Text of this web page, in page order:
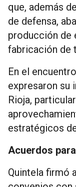
que, además
de defensa,
producción de
fabricación de
En el
expresaron su
Rioja,
estratégicos
Acuerdos
Quintela firmó